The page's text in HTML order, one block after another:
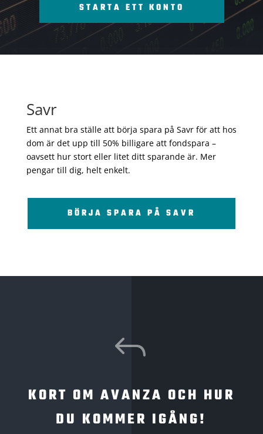
STARTA ETT KONTO
Savr
Ett annat bra ställe att börja spara på Savr för att hos
dom är det upp till 50% billigare att fondspara –
oavsett hur stort eller litet ditt sparande är. Mer
pengar till dig, helt enkelt.
BÖRJA SPARA PÅ SAVR
J
KORT OM AVANZA OCH HUR
DU KOMMER IGÅNG!